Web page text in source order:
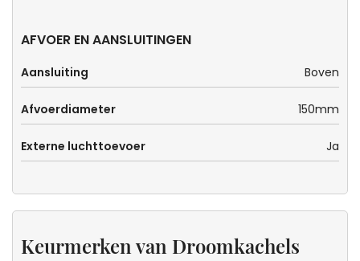
AFVOER EN AANSLUITINGEN
Aansluiting Boven
Afvoerdiameter 150mm
Externe luchttoevoer Ja
Keurmerken van Droomkachels